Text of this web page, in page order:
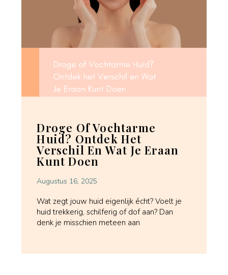
Droge Of Vochtarme
Huid? Ontdek Het
Verschil En Wat Je Eraan
Kunt Doen
Augustus 16, 2025
Wat zegt jouw huid eigenlijk écht? Voelt je
huid trekkerig, schilferig of dof aan? Dan
denk je misschien meteen aan